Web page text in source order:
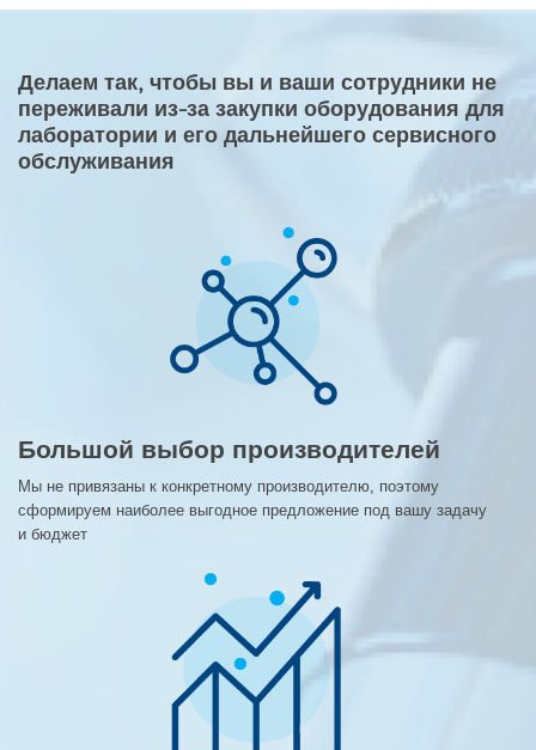
Делаем так, чтобы вы и ваши сотрудники не
переживали из-за закупки оборудования для
лаборатории и его дальнейшего сервисного
обслуживания
Большой выбор производителей
Мы не привязаны к конкретному производителю, поэтому
сформируем наиболее выгодное предложение под вашу задачу
и бюджет